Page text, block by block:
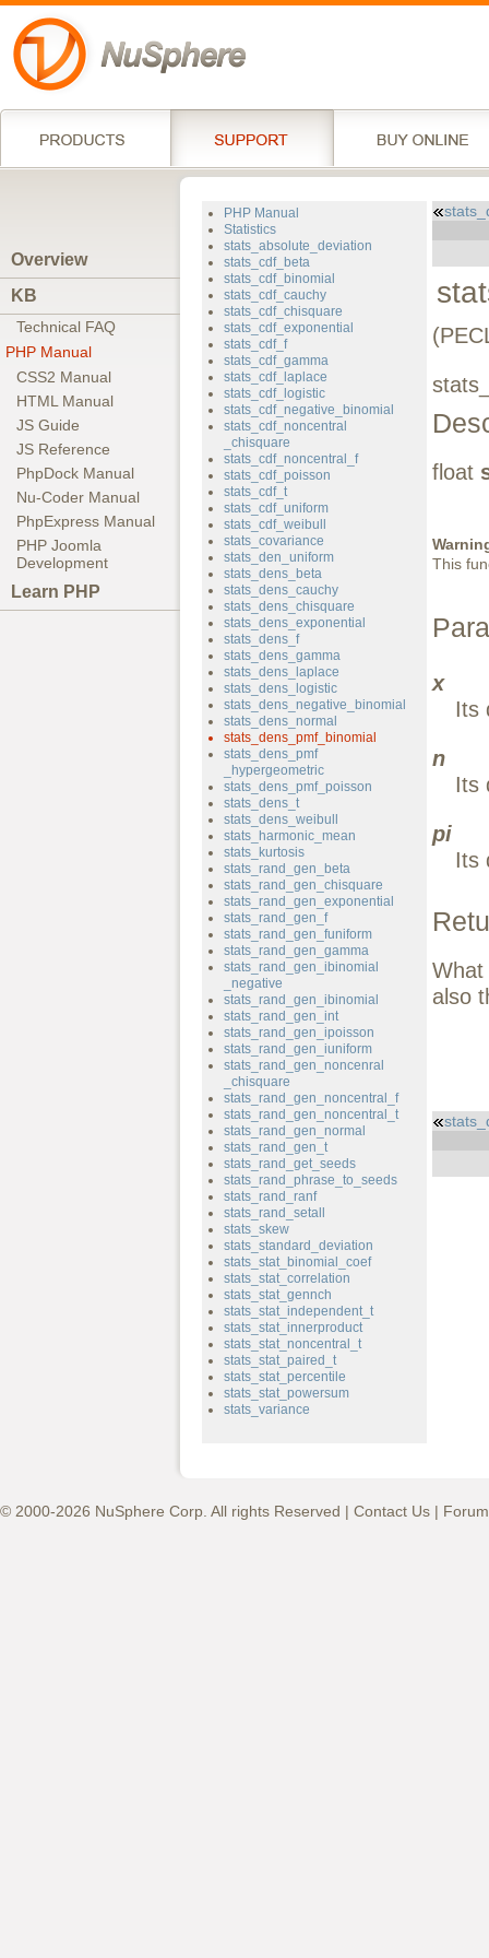
Overview
KB
Technical FAQ
PHP Manual
CSS2 Manual
HTML Manual
JS Guide
JS Reference
PhpDock Manual
Nu-Coder Manual
PhpExpress Manual
PHP Joomla
Development
Learn PHP
PHP Manual
Statistics
stats_absolute_deviation
stats_cdf_beta
stats_cdf_binomial
stats_cdf_cauchy
stats_cdf_chisquare
stats_cdf_exponential
stats_cdf_f
stats_cdf_gamma
stats_cdf_laplace
stats_cdf_logistic
stats_cdf_negative_binomial
stats_cdf_noncentral
_chisquare
stats_cdf_noncentral_f
stats_cdf_poisson
stats_cdf_t
stats_cdf_uniform
stats_cdf_weibull
stats_covariance
stats_den_uniform
stats_dens_beta
stats_dens_cauchy
stats_dens_chisquare
stats_dens_exponential
stats_dens_f
stats_dens_gamma
stats_dens_laplace
stats_dens_logistic
stats_dens_negative_binomial
stats_dens_normal
stats_dens_pmf_binomial
stats_dens_pmf
_hypergeometric
stats_dens_pmf_poisson
stats_dens_t
stats_dens_weibull
stats_harmonic_mean
stats_kurtosis
stats_rand_gen_beta
stats_rand_gen_chisquare
stats_rand_gen_exponential
stats_rand_gen_f
stats_rand_gen_funiform
stats_rand_gen_gamma
stats_rand_gen_ibinomial
_negative
stats_rand_gen_ibinomial
stats_rand_gen_int
stats_rand_gen_ipoisson
stats_rand_gen_iuniform
stats_rand_gen_noncenral
_chisquare
stats_rand_gen_noncentral_f
stats_rand_gen_noncentral_t
stats_rand_gen_normal
stats_rand_gen_t
stats_rand_get_seeds
stats_rand_phrase_to_seeds
stats_rand_ranf
stats_rand_setall
stats_skew
stats_standard_deviation
stats_stat_binomial_coef
stats_stat_correlation
stats_stat_gennch
stats_stat_independent_t
stats_stat_innerproduct
stats_stat_noncentral_t
stats_stat_paired_t
stats_stat_percentile
stats_stat_powersum
stats_variance
float
This
x
Its
n
Its
pi
Its
also
© 2000-2026 NuSphere Corp. All rights Reserved | Contact Us |